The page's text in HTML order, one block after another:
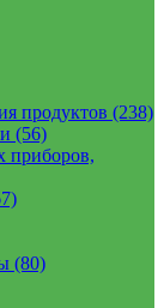
продуктов (238)
(56)
приборов,
(80)